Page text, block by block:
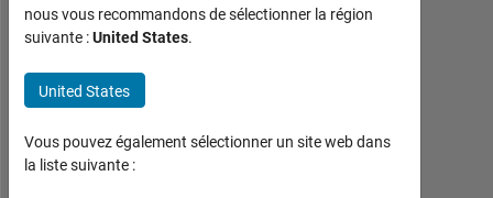
seen:
plus
d'un
an il
|
Actif
nous vous recommandons de sélectionner la région
suivante :United States.
United States
Vous pouvez également sélectionner un site web dans
la liste suivante :